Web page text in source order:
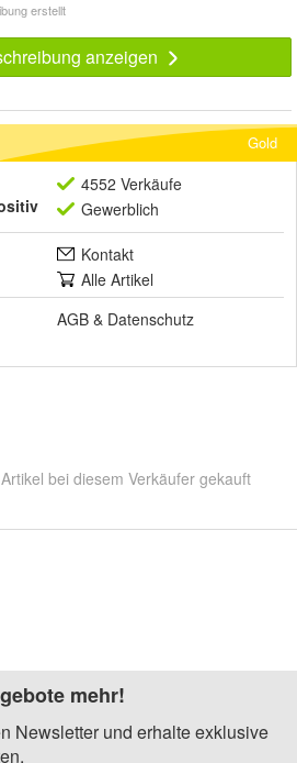
erstellt
anzeigen
Gold
4552 Verkäufe
Gewerblich
Kontakt
Alle Artikel
AGB & Datenschutz
bei diesem Verkäufer gekauft
mehr!
Newsletter und erhalte exklusive